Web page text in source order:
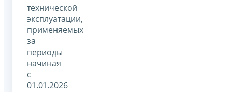
технической
эксплуатации,
применяемых
за
периоды
начиная
с
01.01.2026